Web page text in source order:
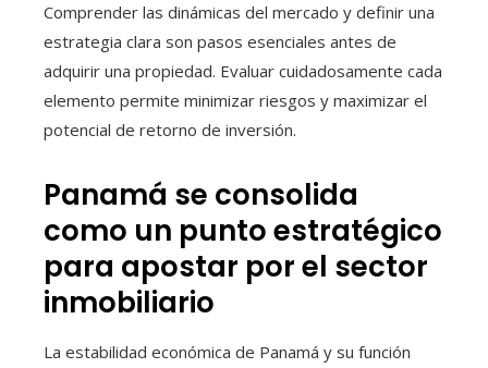
Comprender las dinámicas del mercado y definir una
estrategia clara son pasos esenciales antes de
adquirir una propiedad. Evaluar cuidadosamente cada
elemento permite minimizar riesgos y maximizar el
potencial de retorno de inversión.
Panamá se consolida
como un punto estratégico
para apostar por el sector
inmobiliario
La estabilidad económica de Panamá y su función